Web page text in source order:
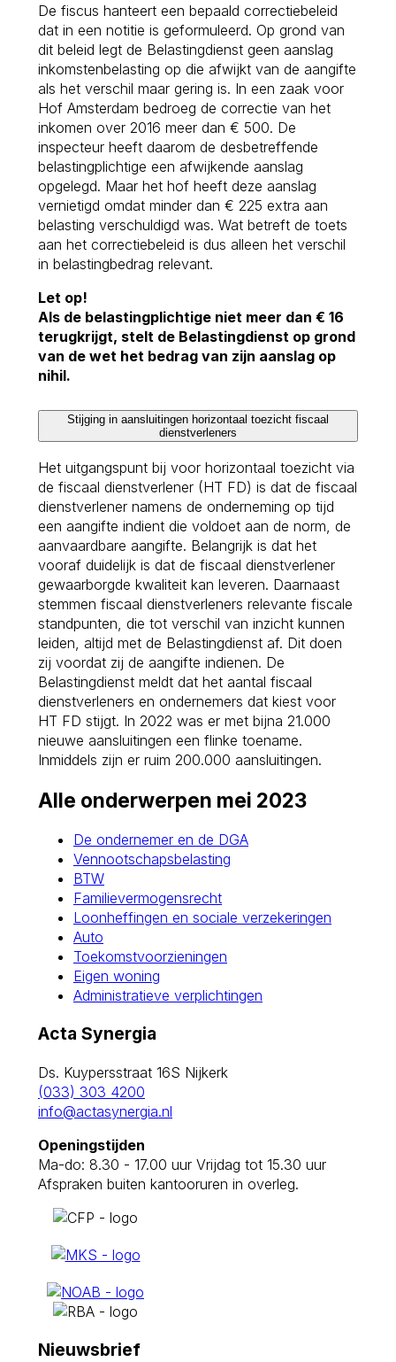
De fiscus hanteert een bepaald correctiebeleid
dat in een notitie is geformuleerd. Op grond van
dit beleid legt de Belastingdienst geen aanslag
inkomstenbelasting op die afwijkt van de aangifte
als het verschil maar gering is. In een zaak voor
Hof Amsterdam bedroeg de correctie van het
inkomen over 2016 meer dan € 500. De
inspecteur heeft daarom de desbetreffende
belastingplichtige een afwijkende aanslag
opgelegd. Maar het hof heeft deze aanslag
vernietigd omdat minder dan € 225 extra aan
belasting verschuldigd was. Wat betreft de toets
aan het correctiebeleid is dus alleen het verschil
in belastingbedrag relevant.
Let op!
Als de belastingplichtige niet meer dan € 16
terugkrijgt, stelt de Belastingdienst op grond
van de wet het bedrag van zijn aanslag op
nihil.
Stijging in aansluitingen horizontaal toezicht fiscaal
dienstverleners
Het uitgangspunt bij voor horizontaal toezicht via
de fiscaal dienstverlener (HT FD) is dat de fiscaal
dienstverlener namens de onderneming op tijd
een aangifte indient die voldoet aan de norm, de
aanvaardbare aangifte. Belangrijk is dat het
vooraf duidelijk is dat de fiscaal dienstverlener
gewaarborgde kwaliteit kan leveren. Daarnaast
stemmen fiscaal dienstverleners relevante fiscale
standpunten, die tot verschil van inzicht kunnen
leiden, altijd met de Belastingdienst af. Dit doen
zij voordat zij de aangifte indienen. De
Belastingdienst meldt dat het aantal fiscaal
dienstverleners en ondernemers dat kiest voor
HT FD stijgt. In 2022 was er met bijna 21.000
nieuwe aansluitingen een flinke toename.
Inmiddels zijn er ruim 200.000 aansluitingen.
Alle onderwerpen mei 2023
De ondernemer en de DGA
Vennootschapsbelasting
BTW
Familievermogensrecht
Loonheffingen en sociale verzekeringen
Auto
Toekomstvoorzieningen
Eigen woning
Administratieve verplichtingen
Acta Synergia
Ds. Kuypersstraat 16S Nijkerk
(033) 303 4200
info@actasynergia.nl
Openingstijden
Ma-do: 8.30 - 17.00 uur Vrijdag tot 15.30 uur
Afspraken buiten kantooruren in overleg.
Nieuwsbrief